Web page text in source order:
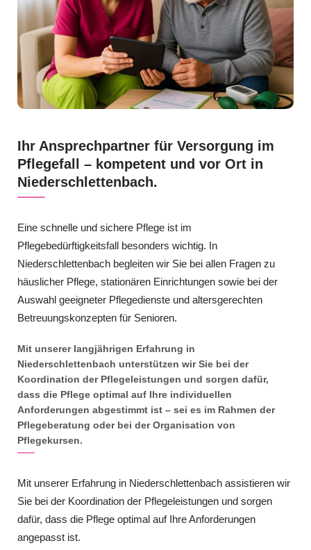
Ihr Ansprechpartner für Versorgung im
Pflegefall – kompetent und vor Ort in
Niederschlettenbach.
Eine schnelle und sichere Pflege ist im
Pflegebedürftigkeitsfall besonders wichtig. In
Niederschlettenbach begleiten wir Sie bei allen Fragen zu
häuslicher Pflege, stationären Einrichtungen sowie bei der
Auswahl geeigneter Pflegedienste und altersgerechten
Betreuungskonzepten für Senioren.
Mit unserer langjährigen Erfahrung in
Niederschlettenbach unterstützen wir Sie bei der
Koordination der Pflegeleistungen und sorgen dafür,
dass die Pflege optimal auf Ihre individuellen
Anforderungen abgestimmt ist – sei es im Rahmen der
Pflegeberatung oder bei der Organisation von
Pflegekursen.
Mit unserer Erfahrung in Niederschlettenbach assistieren wir
Sie bei der Koordination der Pflegeleistungen und sorgen
dafür, dass die Pflege optimal auf Ihre Anforderungen
angepasst ist.